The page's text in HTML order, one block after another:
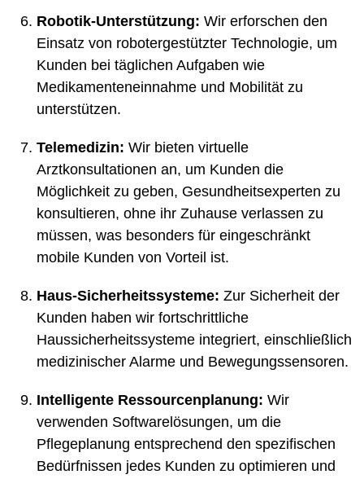
Robotik-Unterstützung: Wir erforschen den
Einsatz von robotergestützter Technologie, um
Kunden bei täglichen Aufgaben wie
Medikamenteneinnahme und Mobilität zu
unterstützen.
Telemedizin: Wir bieten virtuelle
Arztkonsultationen an, um Kunden die
Möglichkeit zu geben, Gesundheitsexperten zu
konsultieren, ohne ihr Zuhause verlassen zu
müssen, was besonders für eingeschränkt
mobile Kunden von Vorteil ist.
Haus-Sicherheitssysteme: Zur Sicherheit der
Kunden haben wir fortschrittliche
Haussicherheitssysteme integriert, einschließlich
medizinischer Alarme und Bewegungssensoren.
Intelligente Ressourcenplanung: Wir
verwenden Softwarelösungen, um die
Pflegeplanung entsprechend den spezifischen
Bedürfnissen jedes Kunden zu optimieren und